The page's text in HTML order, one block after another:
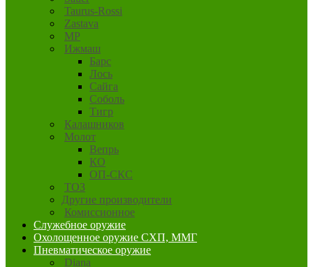
Taurus-Rossi
Zastava
MP
Ижмаш
Барс
Лось
Сайга
Соболь
Тигр
Калашников
Молот
Вепрь
КО
ОП-СКС
ТОЗ
Другие производители
Комиссионное
Служебное оружие
Охолощенное оружие СХП, ММГ
Пневматическое оружие
Diana